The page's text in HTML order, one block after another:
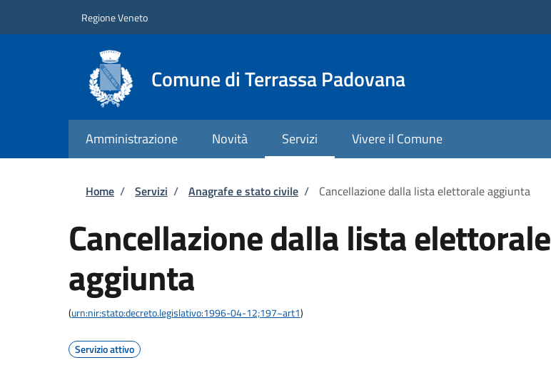
Regione Veneto
Comune di Terrassa Padovana
Amministrazione Novità Servizi Vivere il Comune
Briciole di pane
Home / Servizi / Anagrafe e stato civile / Cancellazione dalla lista elettorale aggiunta
Cancellazione dalla lista elettorale
aggiunta
(urn:nir:stato:decreto.legislativo:1996-04-12;197~art1)
Servizio attivo